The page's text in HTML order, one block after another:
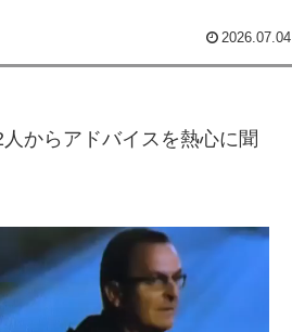
も教えて！」（海外の反応）
SNSの数十年先を行っていたと
ぎると絶賛
覧ください・・・」→「」
韓国の反応
2026.07.04
からアドバイスを熱心に聞